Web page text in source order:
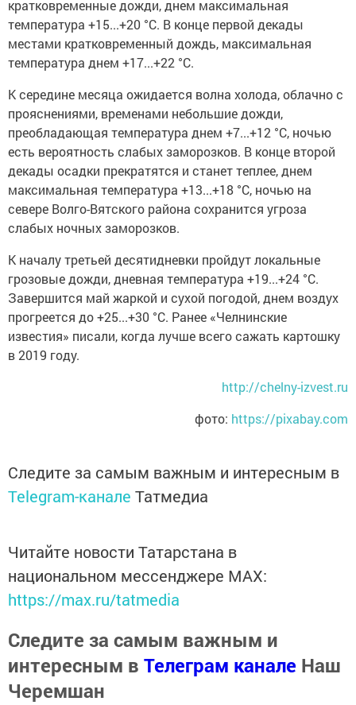
кратковременные дожди, днем максимальная
температура +15...+20 °С. В конце первой декады
местами кратковременный дождь, максимальная
температура днем +17...+22 °С.
К середине месяца ожидается волна холода, облачно с
прояснениями, временами небольшие дожди,
преобладающая температура днем +7...+12 °С, ночью
есть вероятность слабых заморозков. В конце второй
декады осадки прекратятся и станет теплее, днем
максимальная температура +13...+18 °С, ночью на
севере Волго-Вятского района сохранится угроза
слабых ночных заморозков.
К началу третьей десятидневки пройдут локальные
грозовые дожди, дневная температура +19...+24 °С.
Завершится май жаркой и сухой погодой, днем воздух
прогреется до +25...+30 °С. Ранее «Челнинские
известия» писали, когда лучше всего сажать картошку
в 2019 году.
http://chelny-izvest.ru
фото: https://pixabay.com
Следите за самым важным и интересным в
Telegram-канале Татмедиа
Читайте новости Татарстана в
национальном мессенджере MАХ:
https://max.ru/tatmedia
Следите за самым важным и
интересным в Телеграм канале Наш
Черемшан